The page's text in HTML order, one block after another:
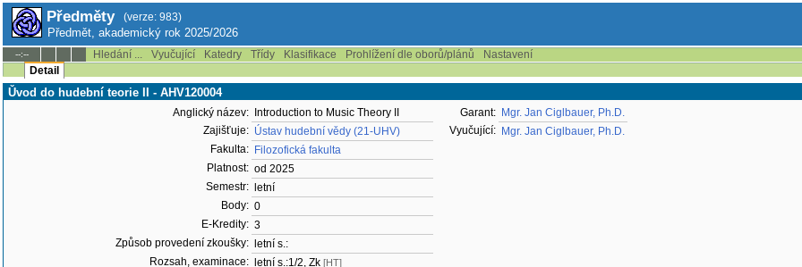
Předměty (verze: 983)
Předmět, akademický rok 2025/2026
--:-- Hledání ... Vyučující Katedry Třídy Klasifikace Prohlížení dle oborů/plánů
Nastavení
Detail
Ǔvod do hudební teorie II - AHV120004
Anglický název:
Introduction to Music Theory II
Zajišťuje: Ústav hudební vědy (21-UHV)
Fakulta: Filozofická fakulta
Platnost: od 2025
Semestr:
letní
Body: 0
E-Kredity: 3
Způsob provedení zkoušky:
letní s.:
Rozsah, examinace:
letní s.:1/2, Zk [HT]
Garant: Mgr. Jan Ciglbauer, Ph.D.
Vyučující: Mgr. Jan Ciglbauer, Ph.D.